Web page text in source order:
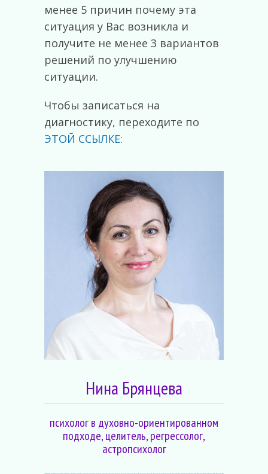
менее 5 причин почему эта
ситуация у Вас возникла и
получите не менее 3 вариантов
решений по улучшению
ситуации.
Чтобы записаться на
диагностику, переходите по
ЭТОЙ ССЫЛКЕ:
Нина Брянцева
психолог в духовно-ориентированном
подходе, целитель, регрессолог,
астропсихолог